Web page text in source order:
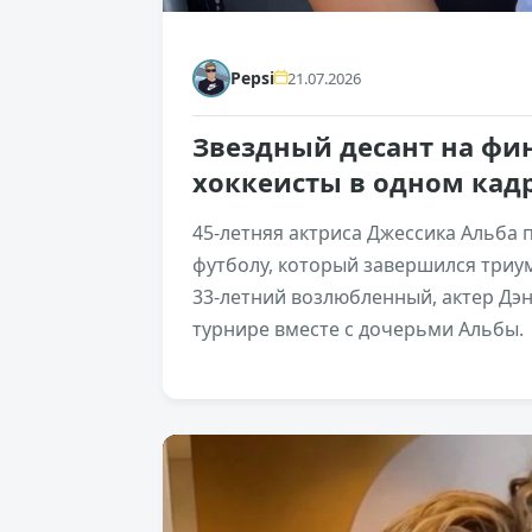
Pepsi 21.07.2026
Звездный десант на
хоккеисты в одном
45-летняя актриса Джессика
футболу, который завершился
33-летний возлюбленный, актер
турнире вместе с дочерьми Альбы.